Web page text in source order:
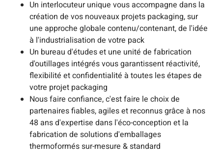
Un interlocuteur unique vous accompagne dans la
création de vos nouveaux projets packaging, sur
une approche globale contenu/contenant, de l'idée
à l'industrialisation de votre pack
Un bureau d'études et une unité de fabrication
d'outillages intégrés vous garantissent réactivité,
flexibilité et confidentialité à toutes les étapes de
votre projet packaging
Nous faire confiance, c'est faire le choix de
partenaires fiables, agiles et reconnus grâce à nos
48 ans d'expertise dans l'éco-conception et la
fabrication de solutions d'emballages
thermoformés sur-mesure & standard